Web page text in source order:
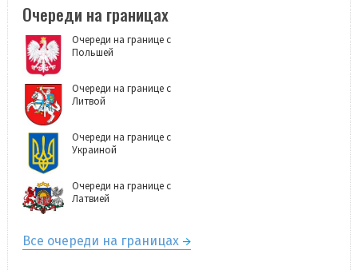
Очереди на границах
Очереди на границе с
Польшей
Очереди на границе с
Литвой
Очереди на границе с
Украиной
Очереди на границе с
Латвией
Все очереди на границах